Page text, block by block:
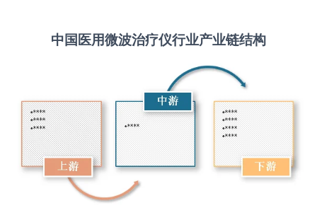
中国医用微波治疗仪行业产业链结构